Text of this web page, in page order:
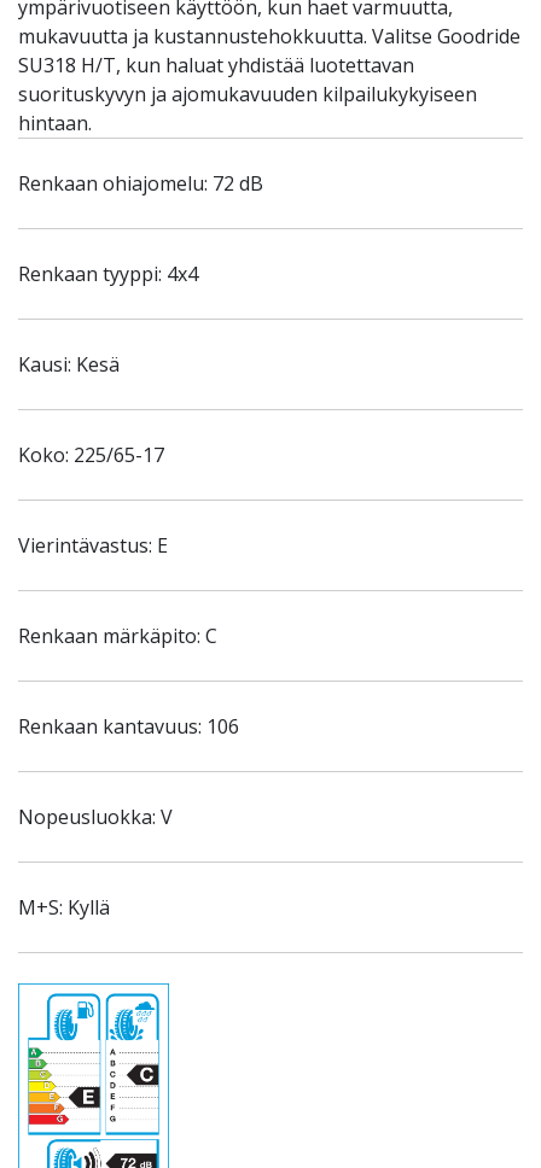
ympärivuotiseen käyttöön, kun haet varmuutta,
mukavuutta ja kustannustehokkuutta. Valitse Goodride
SU318 H/T, kun haluat yhdistää luotettavan
suorituskyvyn ja ajomukavuuden kilpailukykyiseen
hintaan.
Renkaan ohiajomelu: 72 dB
Renkaan tyyppi: 4x4
Kausi: Kesä
Koko: 225/65-17
Vierintävastus: E
Renkaan märkäpito: C
Renkaan kantavuus: 106
Nopeusluokka: V
M+S: Kyllä